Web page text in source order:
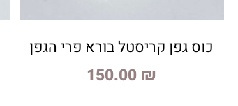
כוס גפן קריסטל בורא פרי הגפן
150.00 ₪